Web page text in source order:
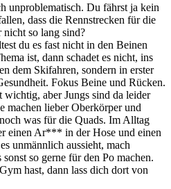
unproblematisch. Du fährst ja kein
dass die Rennstrecken für die
so lang sind?
du es fast nicht in den Beinen
ist, dann schadet es nicht, ins
dem Skifahren, sondern in erster
Fokus Beine und Rücken.
aber Jungs sind da leider
machen lieber Oberkörper und
was für die Quads. Im Alltag
einen Ar*** in der Hose und einen
unmännlich aussieht, mach
so gerne für den Po machen.
hast, dann lass dich dort von